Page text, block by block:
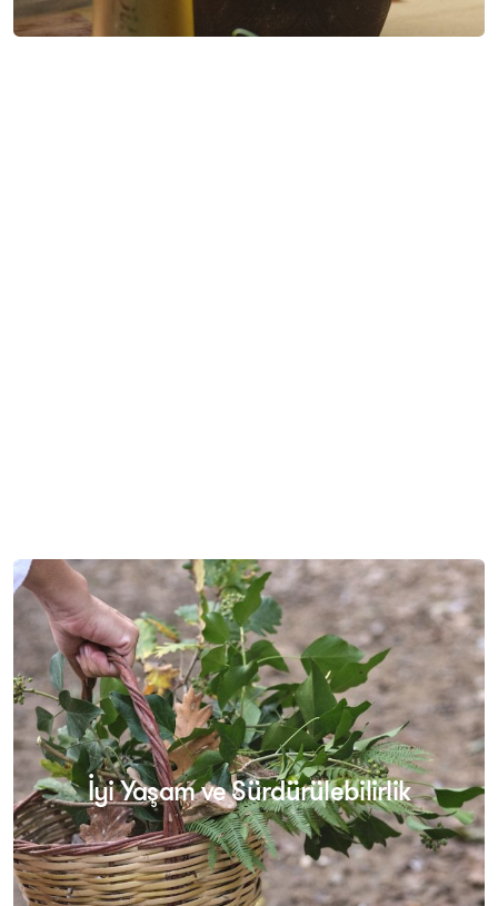
İyi Yaşam ve Sürdürülebilirlik